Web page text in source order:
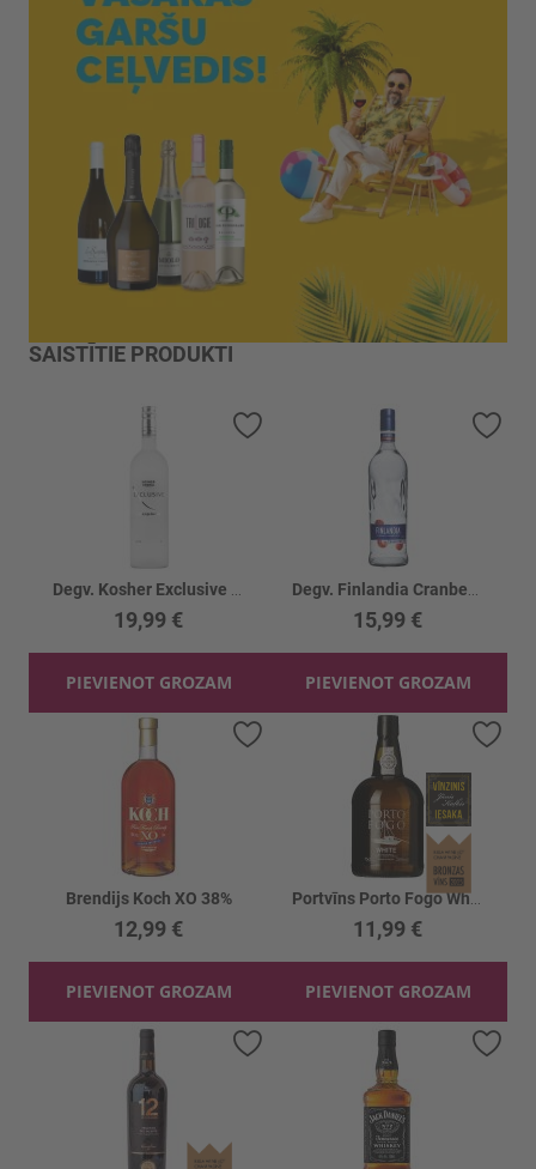
SAISTĪTIE PRODUKTI
19,99 €
PIEVIENOT GROZAM
15,99 €
PIEVIENOT GROZAM
Brendijs Koch XO 38%
12,99 €
PIEVIENOT GROZAM
Pievienot vēlmju sarakstam
Portvīns Porto Fogo White Port 20%
11,99 €
PIEVIENOT GROZAM